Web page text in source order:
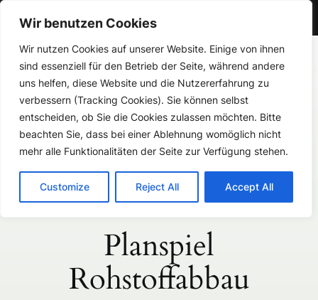
Wir benutzen Cookies
Wir nutzen Cookies auf unserer Website. Einige von ihnen
sind essenziell für den Betrieb der Seite, während andere
uns helfen, diese Website und die Nutzererfahrung zu
verbessern (Tracking Cookies). Sie können selbst
entscheiden, ob Sie die Cookies zulassen möchten. Bitte
beachten Sie, dass bei einer Ablehnung womöglich nicht
mehr alle Funktionalitäten der Seite zur Verfügung stehen.
Customize Reject All Accept All
Zum
Inhalt
springen
Gymnasium Aspel
Planspiel
Rohstoffabbau
Gymnasium Aspel